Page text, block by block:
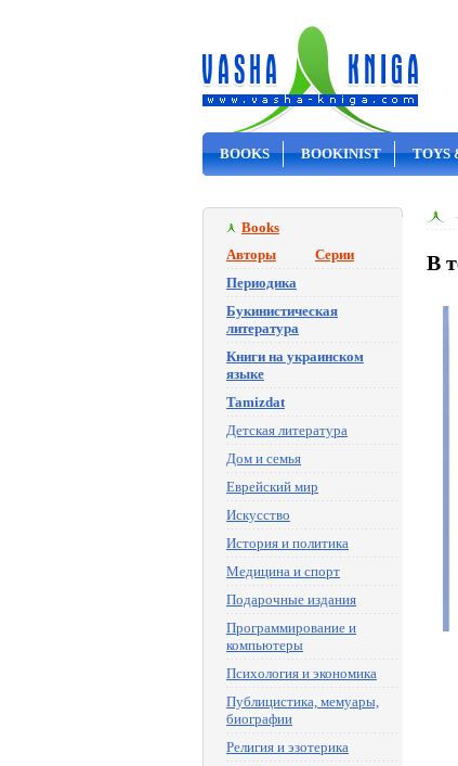
BOOKS BOOKINIST TOYS
Books
Авторы
Серии
Периодика
Букинистическая
литература
Книги на украинском
языке
Tamizdat
Детская литература
Дом и семья
Еврейский мир
Искусство
История и политика
Медицина и спорт
Подарочные издания
Программирование и
компьютеры
Психология и экономика
Публицистика, мемуары,
биографии
Религия и эзотерика
В